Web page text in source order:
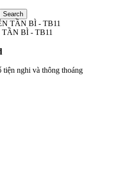
BÌ - TB11
tiện nghi và thông thoáng